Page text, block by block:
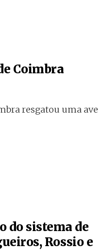
Coimbra
resgatou uma ave
do sistema de
Rossio e